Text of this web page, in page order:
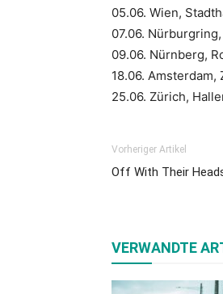
05.06. Wien,
07.06.
09.06. Nürnberg,
18.06. Amsterdam,
25.06. Zürich,
Vorheriger Artikel
Off With Their
VERWANDTE